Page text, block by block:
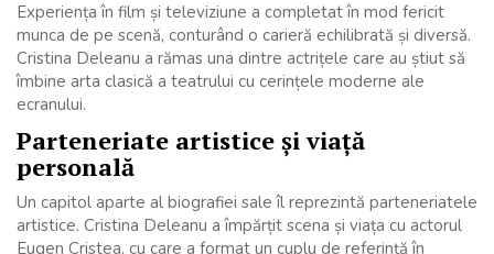
Experiența în film și televiziune a completat în mod fericit
munca de pe scenă, conturând o carieră echilibrată și diversă.
Cristina Deleanu a rămas una dintre actrițele care au știut să
îmbine arta clasică a teatrului cu cerințele moderne ale
ecranului.
Parteneriate artistice și viață
personală
Un capitol aparte al biografiei sale îl reprezintă parteneriatele
artistice. Cristina Deleanu a împărțit scena și viața cu actorul
Eugen Cristea, cu care a format un cuplu de referință în